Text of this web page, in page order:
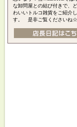
な卸問屋との結び付きで、
わいいトルコ雑貨をご紹介
す。 是非ご覧くださいね☆